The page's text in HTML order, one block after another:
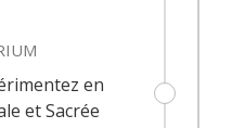
en
et Sacrée